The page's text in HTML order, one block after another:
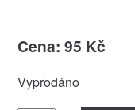
Cena: 95 Kč
Vyprodáno